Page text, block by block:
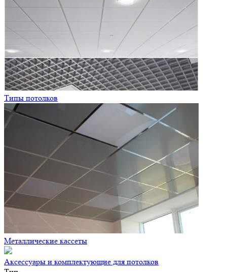
Типы потолков
Металлические кассеты
Аксессуары и комплектующие для потолков